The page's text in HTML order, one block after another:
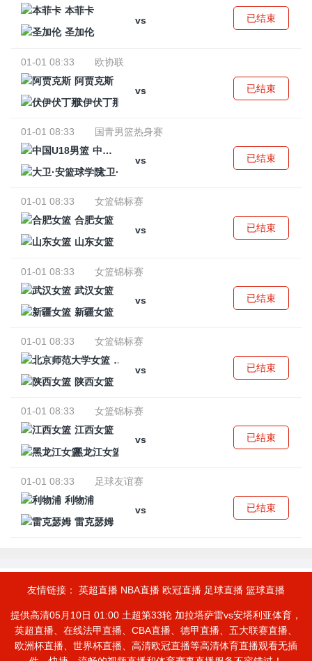
本菲卡
vs
圣加伦
已结束
01-01 08:33
欧协联
阿贾克斯
vs
伏伊伏丁那
已结束
01-01 08:33
国青男篮热身赛
中国U18男篮
vs
大卫·安篮球学院
已结束
01-01 08:33
女篮锦标赛
合肥女篮
vs
山东女篮
已结束
01-01 08:33
女篮锦标赛
武汉女篮
vs
新疆女篮
已结束
01-01 08:33
女篮锦标赛
北京师范大学女篮
vs
陕西女篮
已结束
01-01 08:33
女篮锦标赛
江西女篮
vs
黑龙江女篮
已结束
01-01 08:33
足球友谊赛
利物浦
vs
雷克瑟姆
已结束
友情链接： 英超直播 NBA直播 欧冠直播 足球直播 篮球直播
提供高清05月10日 01:00 土超第33轮 加拉塔萨雷vs安塔利亚体育，
英超直播、在线法甲直播、CBA直播、德甲直播、五大联赛直播、
欧洲杯直播、世界杯直播、高清欧冠直播等高清体育直播观看无插